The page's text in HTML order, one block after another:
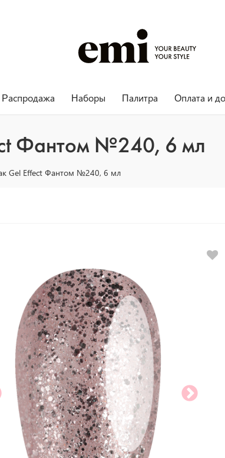
Распродажа Наборы Палитра Оплата и
Фантом №240, 6 мл
Gel Effect Фантом №240, 6 мл